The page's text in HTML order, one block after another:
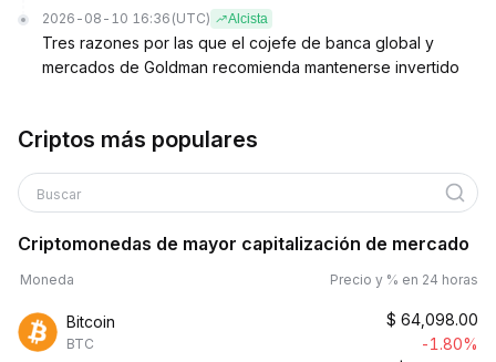
2026-08-10 16:36 (UTC) Alcista
Tres razones por las que el cojefe de banca global y
mercados de Goldman recomienda mantenerse invertido
Criptos más populares
Buscar
Criptomonedas de mayor capitalización de mercado
Moneda Precio y % en 24 horas
Bitcoin
BTC
$ 64,098.00
-1.80%